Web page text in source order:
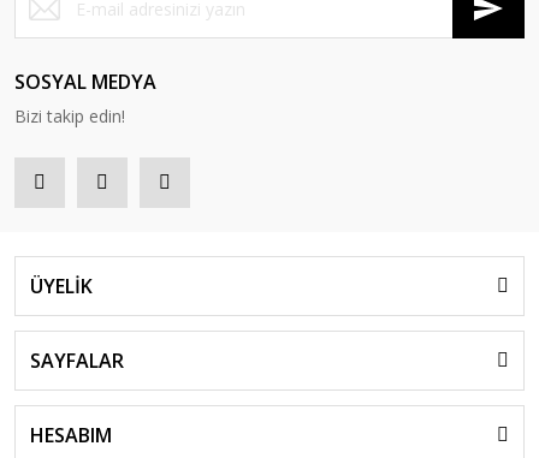
SOSYAL MEDYA
Bizi takip edin!
ÜYELİK
SAYFALAR
HESABIM